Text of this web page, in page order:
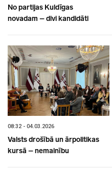
No partijas Kuldīgas
novadam – divi kandidāti
08:32 - 04.03.2026
Valsts drošībā un ārpolitikas
kursā – nemainību